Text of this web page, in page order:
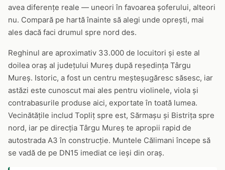
avea diferențe reale — uneori în favoarea șoferului, alteori
nu. Compară pe hartă înainte să alegi unde oprești, mai
ales dacă faci drumul spre nord des.
Reghinul are aproximativ 33.000 de locuitori și este al
doilea oraș al județului Mureș după reședința Târgu
Mureș. Istoric, a fost un centru meșteșugăresc săsesc, iar
astăzi este cunoscut mai ales pentru violinele, viola și
contrabasurile produse aici, exportate în toată lumea.
Vecinătățile includ Topliț spre est, Sărmașu și Bistrița spre
nord, iar pe direcția Târgu Mureș te apropii rapid de
autostrada A3 în construcție. Muntele Călimani începe să
se vadă de pe DN15 imediat ce ieși din oraș.